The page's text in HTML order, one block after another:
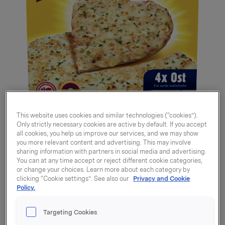
Grandiosa 4xOst 505g
This website uses cookies and similar technologies (“cookies”).
Only strictly necessary cookies are active by default. If you accept
all cookies, you help us improve our services, and we may show
you more relevant content and advertising. This may involve
sharing information with partners in social media and advertising.
You can at any time accept or reject different cookie categories,
or change your choices. Learn more about each category by
clicking “Cookie settings”. See also our Privacy and Cookie
Policy.
Targeting Cookies